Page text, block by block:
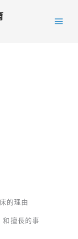
的理由
和擅長的事